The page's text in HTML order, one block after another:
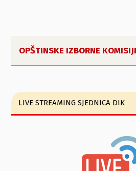
OPŠTINSKE IZBORNE
LIVE STREAMING SJEDNICA DIK